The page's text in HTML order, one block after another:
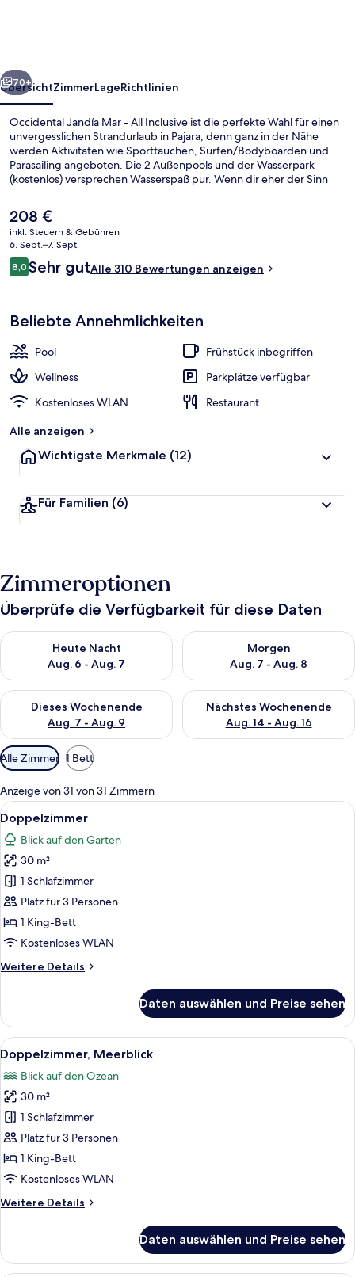
Weiter
70+
ÜbersichtZimmerLageRichtlinien
Occidental Jandía Mar - All Inclusive ist die perfekte Wahl für einen
unvergesslichen Strandurlaub in Pajara, denn ganz in der Nähe
werden Aktivitäten wie Sporttauchen, Surfen/Bodyboarden und
Parasailing angeboten. Die 2 Außenpools und der Wasserpark
(kostenlos) versprechen Wasserspaß pur. Wenn dir eher der Sinn
Massagen, Ganzkörperwickeln und Gesichtsbehandlungen
verwöhnen lassen. Mimosa, eins von 2 Restaurants, serviert
internationale Küche und ist zum Frühstück, Mittagessen und
Abendessen geöffnet. Zu den weiteren Highlights gehören 2
Bars/Lounges, ein Innenpool und ein kostenloser Kinderclub.
Andere Reisende mögen den allgemeinen Zustand der Unterkunft.
Der
aktuelle
Preis
beträgt
208 €.
208 €
inkl. Steuern & Gebühren
6. Sept.–7. Sept.
Bewertungen
8,08,0 von 10.
Sehr gutAlle 310 Bewertungen anzeigen
Beliebte Annehmlichkeiten
Pool
Frühstück inbegriffen
Wellness
Parkplätze verfügbar
Kostenloses WLAN
Restaurant
Alle anzeigen
Wichtigste Merkmale (12)
Für Familien (6)
Zimmeroptionen
Überprüfe die Verfügbarkeit für diese Daten
Heute Nacht
Aug. 6 - Aug. 7
Überprüfe die Verfügbarkeit für heute Nacht, Aug. 6 - Aug. 7.
Morgen
Aug. 7 - Aug. 8
Überprüfe die Verfügbarkeit
Dieses Wochenende
Aug. 7 - Aug. 9
Überprüfe die Verfügbarkeit für dieses Wochenende, Aug. 7
Nächstes Wochenende
Aug. 14 - Aug. 16
Überprüfe die Verfügbarkeit
Verfügbare
Filter
für
Zimmer
Alle Zimmer 1 Bett
Anzeige von 31 von 31 Zimmern
Alle
Fotos
für
Doppelzimmer
anzeigen
Ein Hotelzimmer mit einem großen
4
Doppelzimmer
Blick auf den Garten
30 m²
1 Schlafzimmer
Platz für 3 Personen
1 King-Bett
Kostenloses WLAN
Weitere Details
Weitere
Daten auswählen und Preise sehen
Alle
Fotos
für
Doppelzimmer,
Meerblick
anzeigen
Ein Hotelzimmer mit zwei Betten,
4
Doppelzimmer, Meerblick
Blick auf den Ozean
30 m²
1 Schlafzimmer
Platz für 3 Personen
1 King-Bett
Kostenloses WLAN
Weitere Details
Weitere
Meerblick
Daten auswählen und Preise sehen